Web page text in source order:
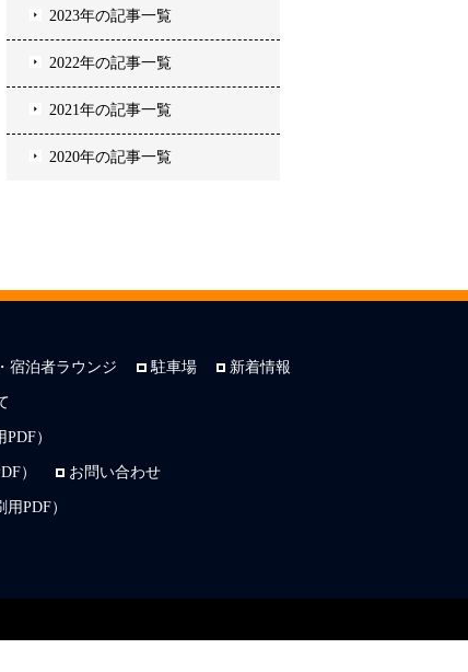
2023年の記事一覧
2022年の記事一覧
2021年の記事一覧
2020年の記事一覧
宿泊者ラウンジ 駐車場 新着情報
）
） お問い合わせ
PDF）